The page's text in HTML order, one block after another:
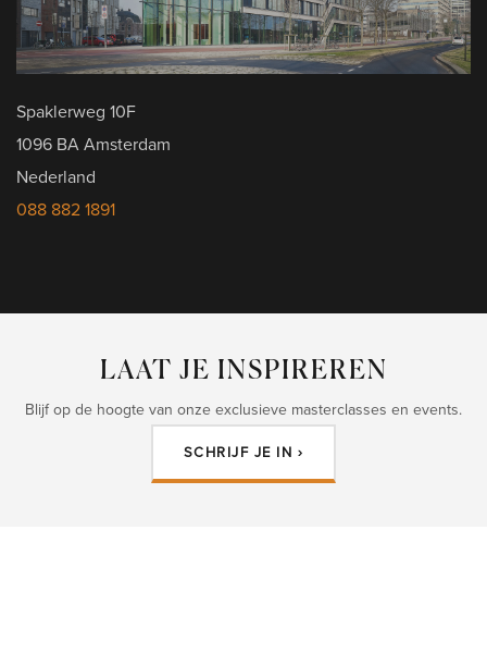
Spaklerweg 10F
1096 BA Amsterdam
Nederland
088 882 1891
LAAT JE INSPIREREN
Blijf op de hoogte van onze exclusieve masterclasses en events.
SCHRIJF JE IN ›